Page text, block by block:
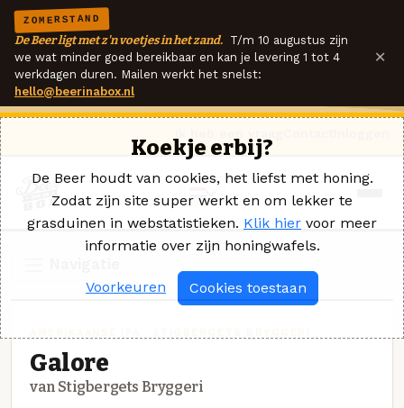
ZOMERSTAND
De Beer ligt met z'n voetjes in het zand. T/m 10 augustus zijn
we wat minder goed bereikbaar en kan je levering 1 tot 4
werkdagen duren. Mailen werkt het snelst:
hello@beerinabox.nl
×
Galore
van Stigbergets Bryggeri
Koekje erbij?
De Beer houdt van cookies, het liefst met honing.
Zodat zijn site super werkt en om lekker te
grasduinen in webstatistieken. Klik hier voor meer
informatie over zijn honingwafels.
Voorkeuren Cookies toestaan